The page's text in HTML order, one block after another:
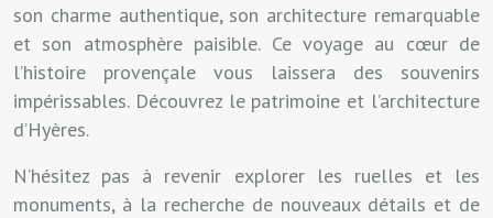
son charme authentique, son architecture remarquable
et son atmosphère paisible. Ce voyage au cœur de
l’histoire provençale vous laissera des souvenirs
impérissables. Découvrez le patrimoine et l’architecture
d’Hyères.
N’hésitez pas à revenir explorer les ruelles et les
monuments, à la recherche de nouveaux détails et de